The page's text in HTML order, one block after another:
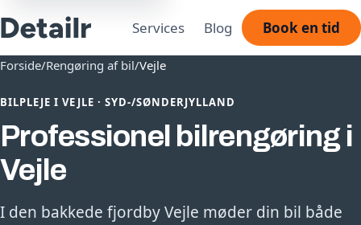
Services Blog Book en tid
Forside/Rengøring af bil/Vejle
BILPLEJE I VEJLE · SYD-/SØNDERJYLLAND
Professionel bilrengøring i
Vejle
I den bakkede fjordby Vejle møder din bil både